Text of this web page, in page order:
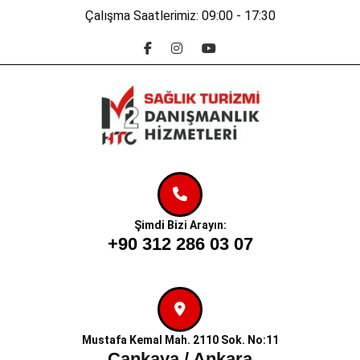
Çalışma Saatlerimiz: 09:00 - 17:30
Şimdi Bizi Arayın:
+90 312 286 03 07
Mustafa Kemal Mah. 2110 Sok. No:11